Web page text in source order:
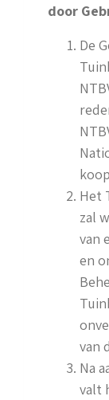
door
De
Het
zal
van
en
van
Na
valt